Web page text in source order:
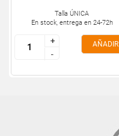
Talla ÚNICA
En stock, entrega en 24-72h
+
-
+
-
AÑADIR